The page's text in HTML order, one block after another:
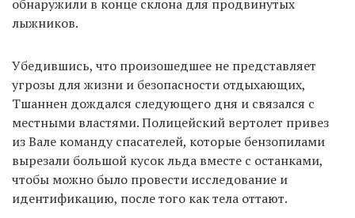
обнаружили в конце склона для продвинутых
лыжников.
Убедившись, что произошедшее не представляет
угрозы для жизни и безопасности отдыхающих,
Тшаннен дождался следующего дня и связался с
местными властями. Полицейский вертолет привез
из Вале команду спасателей, которые бензопилами
вырезали большой кусок льда вместе с останками,
чтобы можно было провести исследование и
идентификацию, после того как тела оттают.